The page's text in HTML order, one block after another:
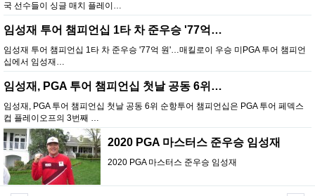
국 선수들이 싱글 매치 플레이…
임성재 투어 챔피언십 1타 차 준우승 '77억…
임성재 투어 챔피언십 1타 차 준우승 '77억 원'…매킬로이 우승 미PGA 투어 챔피언
십에서 임성재…
임성재, PGA 투어 챔피언십 첫날 공동 6위…
임성재, PGA 투어 챔피언십 첫날 공동 6위 순항투어 챔피언십은 PGA 투어 페덱스
컵 플레이오프의 3번째 …
2020 PGA 마스터스 준우승 임성재
2020 PGA 마스터스 준우승 임성재